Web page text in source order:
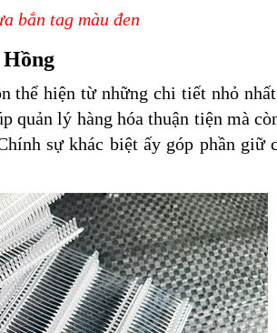
bắn tag màu đen
thể hiện từ những chi tiết nhỏ
quản lý hàng hóa thuận tiện mà
sự khác biệt ấy góp phần giữ